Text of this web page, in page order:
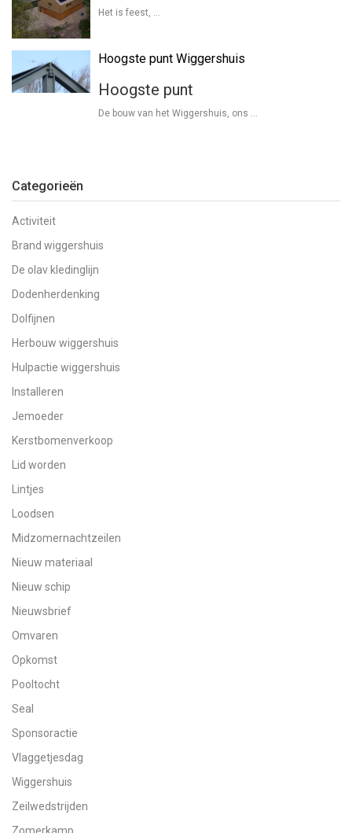
Het is feest, …
Hoogste punt Wiggershuis
Hoogste punt
De bouw van het Wiggershuis, ons …
Categorieën
Activiteit
Brand wiggershuis
De olav kledinglijn
Dodenherdenking
Dolfijnen
Herbouw wiggershuis
Hulpactie wiggershuis
Installeren
Jemoeder
Kerstbomenverkoop
Lid worden
Lintjes
Loodsen
Midzomernachtzeilen
Nieuw materiaal
Nieuw schip
Nieuwsbrief
Omvaren
Opkomst
Pooltocht
Seal
Sponsoractie
Vlaggetjesdag
Wiggershuis
Zeilwedstrijden
Zomerkamp